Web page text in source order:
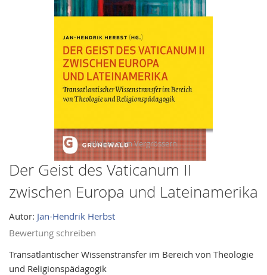
Der Geist des Vaticanum II
zwischen Europa und Lateinamerika
Autor: Jan-Hendrik Herbst
Bewertung schreiben
Transatlantischer Wissenstransfer im Bereich von Theologie
und Religionspädagogik
Skip
the
the
images
gallery